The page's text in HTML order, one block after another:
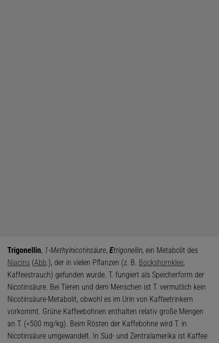
Trigonellin, 1-Methylnicotinsäure, Etrigonellin, ein Metabolit des
Niacins (Abb.), der in vielen Pflanzen (z. B. Bockshornklee,
Kaffeestrauch) gefunden wurde. T. fungiert als Speicherform der
Nicotinsäure. Bei Tieren und dem Menschen ist T. vermutlich kein
Nicotinsäure-Metabolit, obwohl es im Urin von Kaffeetrinkern
vorkommt. Grüne Kaffeebohnen enthalten relativ große Mengen
an T. (<500 mg/kg). Beim Rösten der Kaffebohne wird T. in
Nicotinsäure umgewandelt. In Süd- und Zentralamerika ist Kaffee